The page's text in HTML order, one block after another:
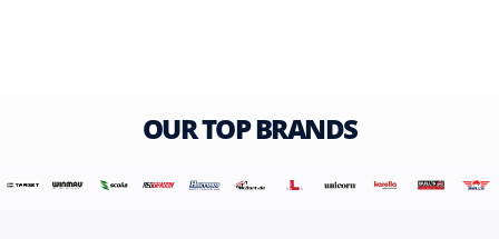
OUR TOP BRANDS